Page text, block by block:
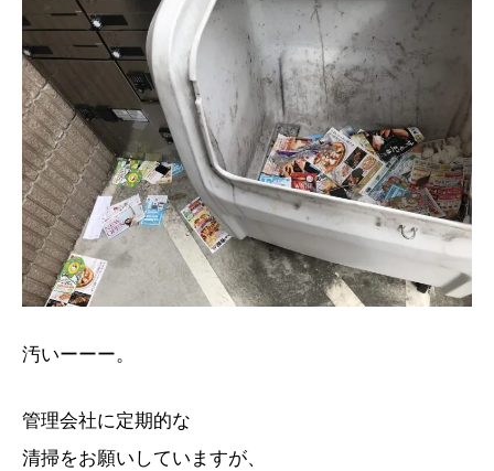
汚いーーー。
管理会社に定期的な
清掃をお願いしていますが、